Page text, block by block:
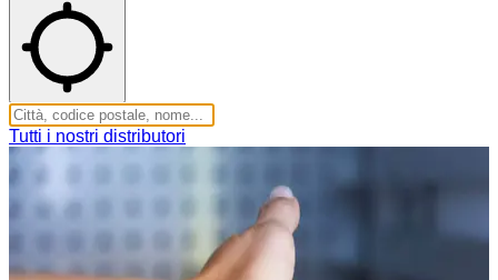
Tutti i nostri distributori